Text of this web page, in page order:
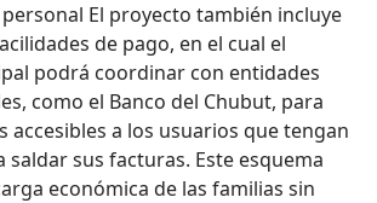
El proyecto también incluye
de pago, en el cual el
podrá coordinar con entidades
como el Banco del Chubut, para
accesibles a los usuarios que tengan
sus facturas. Este esquema
económica de las familias sin